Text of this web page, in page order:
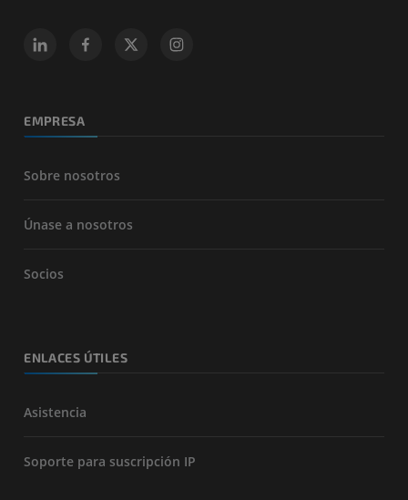
EMPRESA
Sobre nosotros
Únase a nosotros
Socios
ENLACES ÚTILES
Asistencia
Soporte para suscripción IP